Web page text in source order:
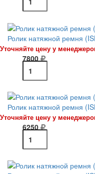
Ролик натяжной ремня
Уточняйте цену у
7800
Ролик натяжной ремня
Уточняйте цену у
6250